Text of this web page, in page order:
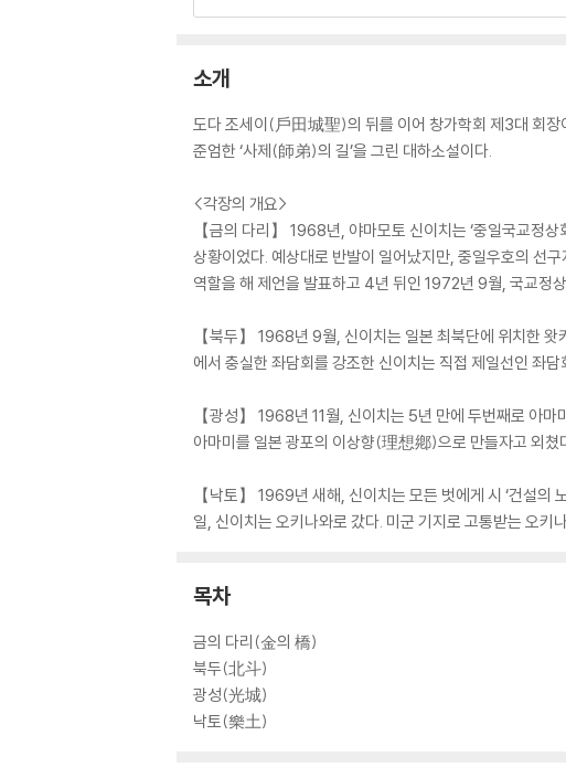
소개
도다 조세이(戶田城聖)의 뒤를 이어 창가학회 제3대 회
준엄한 ‘사제(師弟)의 길’을 그린 대하소설이다.
<각장의 개요>
【금의 다리】 1968년, 야마모토 신이치는 ‘중일국교정
상황이었다. 예상대로 반발이 일어났지만, 중일우호의 선
역할을 해 제언을 발표하고 4년 뒤인 1972년 9월, 국교정
【북두】 1968년 9월, 신이치는 일본 최북단에 위치한
에서 충실한 좌담회를 강조한 신이치는 직접 제일선인 좌담
【광성】 1968년 11월, 신이치는 5년 만에 두번째로 아
아마미를 일본 광포의 이상향(理想鄕)으로 만들자고 외쳤
【낙토】 1969년 새해, 신이치는 모든 벗에게 시 ‘건설
일, 신이치는 오키나와로 갔다. 미군 기지로 고통받는 오
목차
금의 다리(金의 橋)
북두(北斗)
광성(光城)
낙토(樂土)